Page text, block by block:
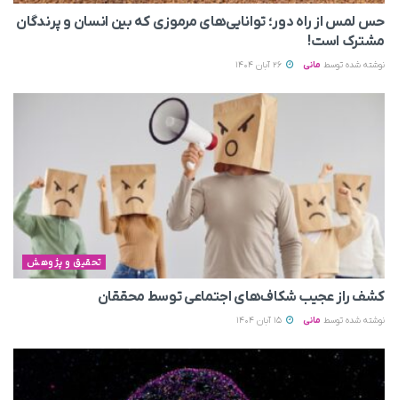
حس لمس از راه دور؛ توانایی‌های مرموزی که بین انسان و پرندگان
مشترک است!
نوشته شده توسط مانی
تحقیق و پژوهش
کشف راز عجیب شکاف‌های اجتماعی توسط محققان
نوشته شده توسط مانی